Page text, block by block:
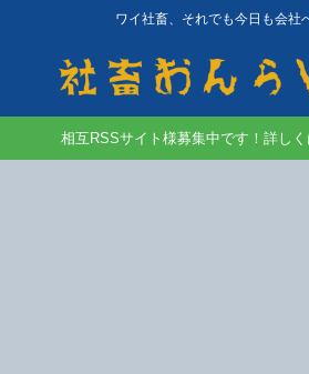
ワイ社畜、それでも今日も会社
相互RSSサイト様募集中です！詳し